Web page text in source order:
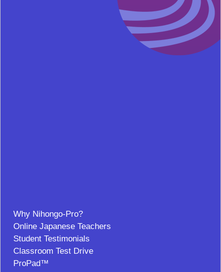
Why Nihongo-Pro?
Online Japanese Teachers
Student Testimonials
Classroom Test Drive
ProPad™